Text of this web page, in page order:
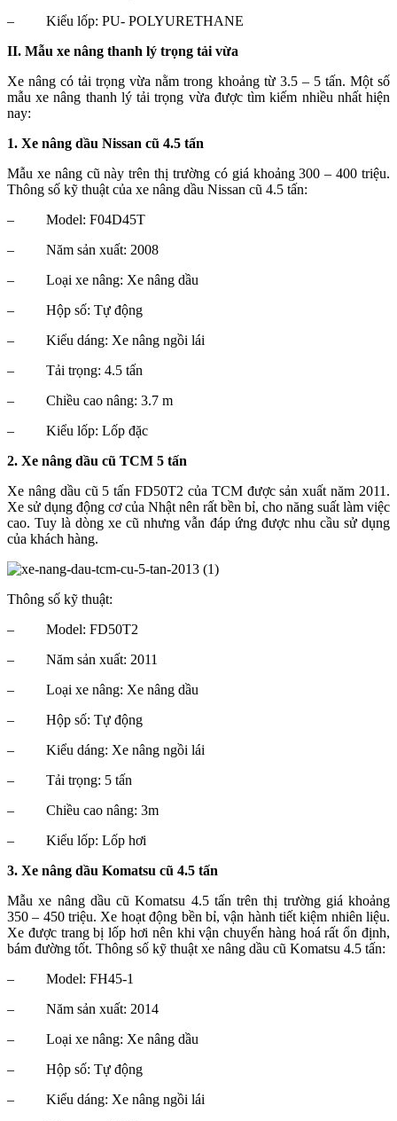
–
Kiểu lốp: PU- POLYURETHANE
II. Mẫu xe nâng thanh lý trọng tải vừa
Xe nâng có tải trọng vừa nằm trong khoảng từ 3.5 – 5 tấn. Một số
mẫu xe nâng thanh lý tải trọng vừa được tìm kiếm nhiều nhất hiện
nay:
1. Xe nâng dầu Nissan cũ 4.5 tấn
Mẫu xe nâng cũ này trên thị trường có giá khoảng 300 – 400 triệu.
Thông số kỹ thuật của xe nâng dầu Nissan cũ 4.5 tấn:
–
Model: F04D45T
–
Năm sản xuất: 2008
–
Loại xe nâng: Xe nâng dầu
–
Hộp số: Tự động
–
Kiểu dáng: Xe nâng ngồi lái
–
Tải trọng: 4.5 tấn
–
Chiều cao nâng: 3.7 m
–
Kiểu lốp: Lốp đặc
2. Xe nâng dầu cũ TCM 5 tấn
Xe nâng dầu cũ 5 tấn FD50T2 của TCM được sản xuất năm 2011.
Xe sử dụng động cơ của Nhật nên rất bền bỉ, cho năng suất làm việc
cao. Tuy là dòng xe cũ nhưng vẫn đáp ứng được nhu cầu sử dụng
của khách hàng.
Thông số kỹ thuật:
–
Model: FD50T2
–
Năm sản xuất: 2011
–
Loại xe nâng: Xe nâng dầu
–
Hộp số: Tự động
–
Kiểu dáng: Xe nâng ngồi lái
–
Tải trọng: 5 tấn
–
Chiều cao nâng: 3m
–
Kiểu lốp: Lốp hơi
3. Xe nâng dầu Komatsu cũ 4.5 tấn
Mẫu xe nâng dầu cũ Komatsu 4.5 tấn trên thị trường giá khoảng
350 – 450 triệu. Xe hoạt động bền bỉ, vận hành tiết kiệm nhiên liệu.
Xe được trang bị lốp hơi nên khi vận chuyển hàng hoá rất ổn định,
bám đường tốt. Thông số kỹ thuật xe nâng dầu cũ Komatsu 4.5 tấn:
–
Model: FH45-1
–
Năm sản xuất: 2014
–
Loại xe nâng: Xe nâng dầu
–
Hộp số: Tự động
–
Kiểu dáng: Xe nâng ngồi lái